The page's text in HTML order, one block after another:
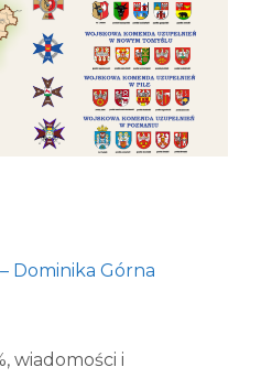
Dominika Górna
, wiadomości i